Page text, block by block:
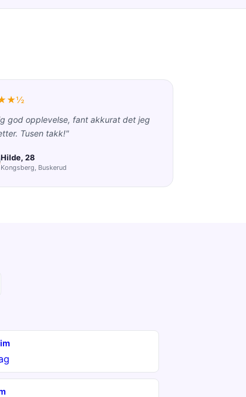
god opplevelse, fant akkurat det jeg
Tusen takk!"
Hilde, 28
Kongsberg, Buskerud